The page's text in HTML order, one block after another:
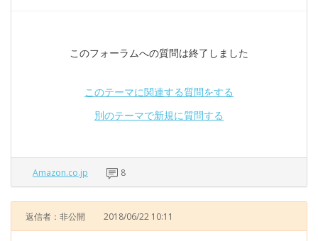
このフォーラムへの質問は終了しました
このテーマに関連する質問をする
別のテーマで新規に質問する
Amazon.co.jp 8
返信者：非公開 2018/06/22 10:11